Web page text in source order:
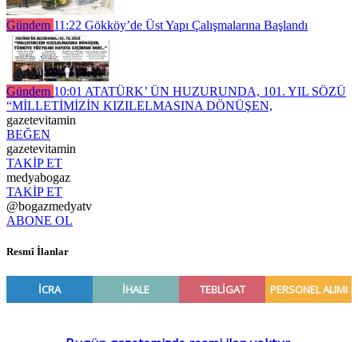
Gündem 11:22 Gökköy’de Üst Yapı Çalışmalarına Başlandı
Gündem 10:01 ATATÜRK’ ÜN HUZURUNDA, 101. YIL SÖZÜ
“MİLLETİMİZİN KIZILELMASINA DÖNÜŞEN,
gazetevitamin
BEĞEN
gazetevitamin
TAKİP ET
medyabogaz
TAKİP ET
@bogazmedyatv
ABONE OL
Resmî İlanlar